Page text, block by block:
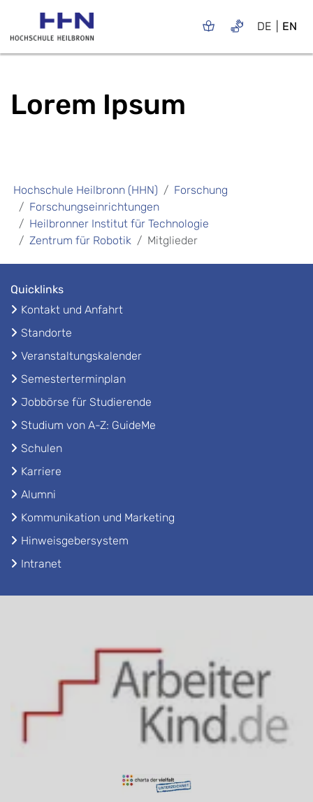
DE EN
Lorem Ipsum
Hochschule Heilbronn (HHN)
Forschung
Forschungseinrichtungen
Heilbronner Institut für Technologie
Zentrum für Robotik
Mitglieder
Quicklinks
Kontakt und Anfahrt
Standorte
Veranstaltungskalender
Semesterterminplan
Jobbörse für Studierende
Studium von A-Z: GuideMe
Schulen
Karriere
Alumni
Kommunikation und Marketing
Hinweisgebersystem
Intranet